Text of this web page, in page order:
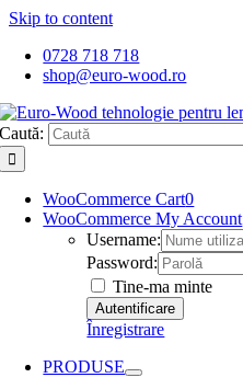
Skip to content
0728 718 718
shop@euro-wood.ro
Caută:
WooCommerce Cart0
WooCommerce My Account
Username:
Password:
Tine-ma minte
Înregistrare
PRODUSE